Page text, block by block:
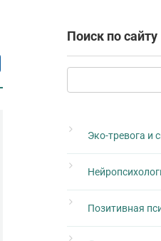
Поиск по сайту
Эко-тревога и
Позитивная